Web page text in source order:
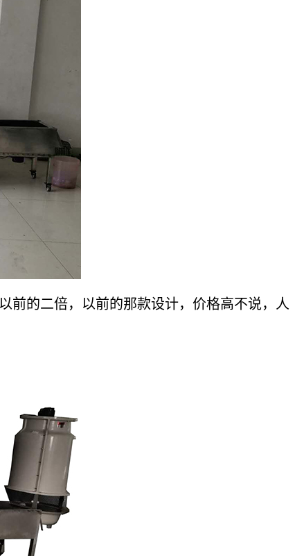
的二倍，以前的那款设计，价格高不说，人